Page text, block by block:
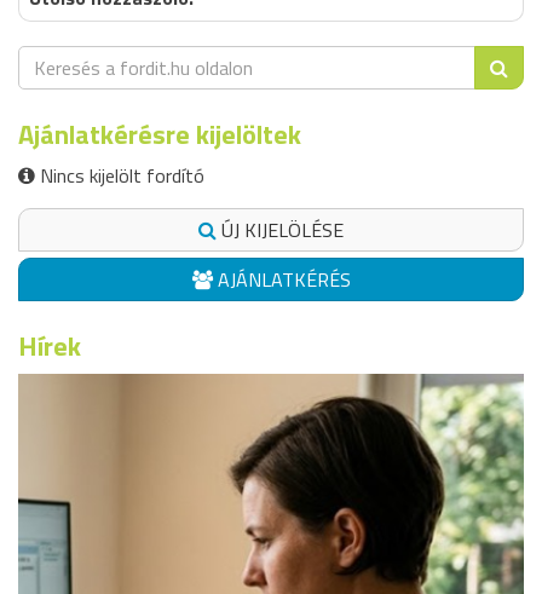
Ajánlatkérésre kijelöltek
Nincs kijelölt fordító
ÚJ KIJELÖLÉSE
AJÁNLATKÉRÉS
Hírek